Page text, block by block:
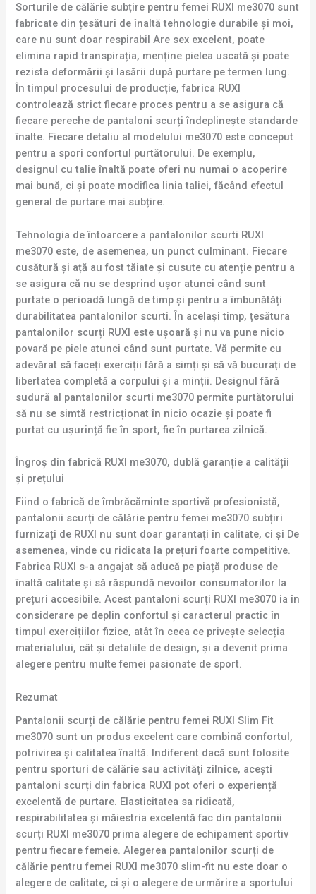
Sorturile de călărie subțire pentru femei RUXI me3070 sunt
fabricate din țesături de înaltă tehnologie durabile și moi,
care nu sunt doar respirabil Are sex excelent, poate
elimina rapid transpirația, menține pielea uscată și poate
rezista deformării și lasării după purtare pe termen lung.
În timpul procesului de producție, fabrica RUXI
controlează strict fiecare proces pentru a se asigura că
fiecare pereche de pantaloni scurți îndeplinește standarde
înalte. Fiecare detaliu al modelului me3070 este conceput
pentru a spori confortul purtătorului. De exemplu,
designul cu talie înaltă poate oferi nu numai o acoperire
mai bună, ci și poate modifica linia taliei, făcând efectul
general de purtare mai subțire.
Tehnologia de întoarcere a pantalonilor scurti RUXI
me3070 este, de asemenea, un punct culminant. Fiecare
cusătură și ață au fost tăiate și cusute cu atenție pentru a
se asigura că nu se desprind ușor atunci când sunt
purtate o perioadă lungă de timp și pentru a îmbunătăți
durabilitatea pantalonilor scurti. În același timp, țesătura
pantalonilor scurți RUXI este ușoară și nu va pune nicio
povară pe piele atunci când sunt purtate. Vă permite cu
adevărat să faceți exerciții fără a simți și să vă bucurați de
libertatea completă a corpului și a minții. Designul fără
sudură al pantalonilor scurti me3070 permite purtătorului
să nu se simtă restricționat în nicio ocazie și poate fi
purtat cu ușurință fie în sport, fie în purtarea zilnică.
Îngroș din fabrică RUXI me3070, dublă garanție a calității
și prețului
Fiind o fabrică de îmbrăcăminte sportivă profesionistă,
pantalonii scurți de călărie pentru femei me3070 subțiri
furnizați de RUXI nu sunt doar garantați în calitate, ci și De
asemenea, vinde cu ridicata la prețuri foarte competitive.
Fabrica RUXI s-a angajat să aducă pe piață produse de
înaltă calitate și să răspundă nevoilor consumatorilor la
prețuri accesibile. Acest pantaloni scurți RUXI me3070 ia în
considerare pe deplin confortul și caracterul practic în
timpul exercițiilor fizice, atât în ceea ce privește selecția
materialului, cât și detaliile de design, și a devenit prima
alegere pentru multe femei pasionate de sport.
Rezumat
Pantalonii scurți de călărie pentru femei RUXI Slim Fit
me3070 sunt un produs excelent care combină confortul,
potrivirea și calitatea înaltă. Indiferent dacă sunt folosite
pentru sporturi de călărie sau activități zilnice, acești
pantaloni scurți din fabrica RUXI pot oferi o experiență
excelentă de purtare. Elasticitatea sa ridicată,
respirabilitatea și măiestria excelentă fac din pantalonii
scurți RUXI me3070 prima alegere de echipament sportiv
pentru fiecare femeie. Alegerea pantalonilor scurți de
călărie pentru femei RUXI me3070 slim-fit nu este doar o
alegere de calitate, ci și o alegere de urmărire a sportului